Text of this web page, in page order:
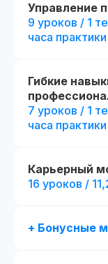
Управление
9 уроков / 1
часа практики
Гибкие
7 уроков / 1
часа практики
Карьерный
16 уроков /
+ Бонусные
Попробовать 48